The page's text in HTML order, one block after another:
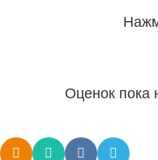
Оценок пока